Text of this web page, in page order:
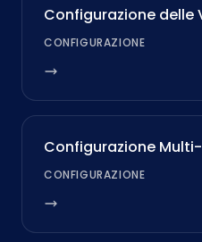
Configurazione delle
CONFIGURAZIONE
Configurazione Multi-
CONFIGURAZIONE